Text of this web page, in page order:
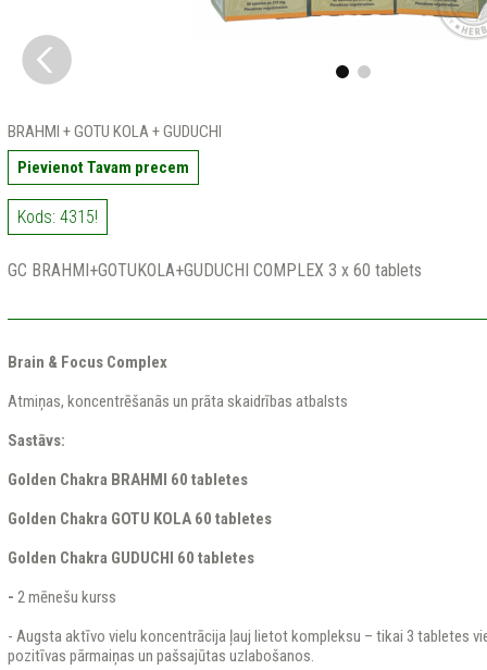
BRAHMI + GOTU KOLA + GUDUCHI
Pievienot Tavam precem
Kods: 4315!
GC BRAHMI+GOTUKOLA+GUDUCHI COMPLEX 3 x 60 tablets
Brain & Focus Complex
Atmiņas, koncentrēšanās un prāta skaidrības atbalsts
Sastāvs:
Golden Chakra BRAHMI 60 tabletes
Golden Chakra GOTU KOLA 60 tabletes
Golden Chakra GUDUCHI 60 tabletes
- 2 mēnešu kurss
- Augsta aktīvo vielu koncentrācija ļauj lietot kompleksu – tikai 3 tabletes
pozitīvas pārmaiņas un pašsajūtas uzlabošanos.